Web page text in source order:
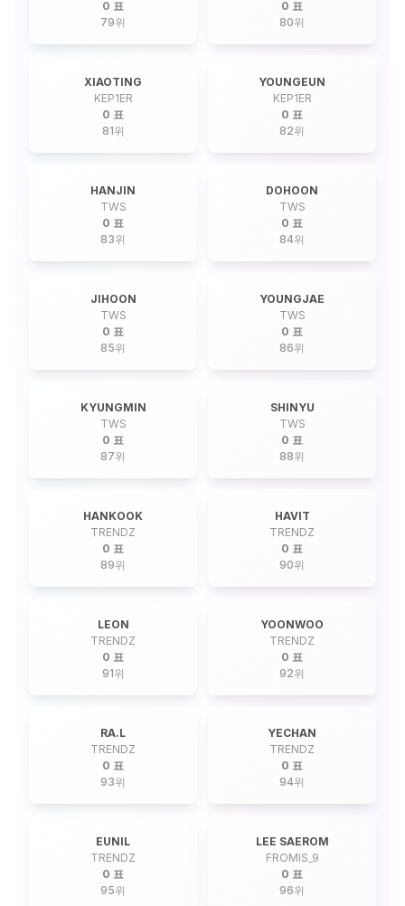
0 표
79위
0 표
80위
XIAOTING
KEP1ER
0 표
81위
YOUNGEUN
KEP1ER
0 표
82위
HANJIN
TWS
0 표
83위
DOHOON
TWS
0 표
84위
JIHOON
TWS
0 표
85위
YOUNGJAE
TWS
0 표
86위
KYUNGMIN
TWS
0 표
87위
SHINYU
TWS
0 표
88위
HANKOOK
TRENDZ
0 표
89위
HAVIT
TRENDZ
0 표
90위
LEON
TRENDZ
0 표
91위
YOONWOO
TRENDZ
0 표
92위
RA.L
TRENDZ
0 표
93위
YECHAN
TRENDZ
0 표
94위
EUNIL
TRENDZ
0 표
95위
LEE SAEROM
FROMIS_9
0 표
96위